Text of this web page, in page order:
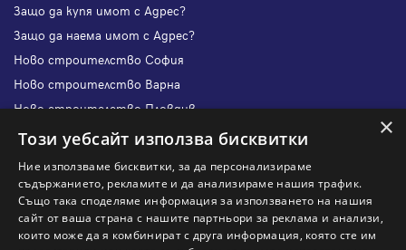
Защо да купя имот с Адрес?
Защо да наема имот с Адрес?
Ново строителство София
Ново строителство Варна
Ново строителство Пловдив
Ново строителство Бургас
Защо да отдам имот с Адрес?
Наши офиси
Кариери
×
Този уебсайт използва бисквитки
Ние използваме бисквитки, за да персонализираме
съдържанието, рекламите и да анализираме нашия трафик.
Също така споделяме информация за използването на нашия
сайт от ваша страна с нашите партньори за реклама и анализи,
които може да я комбинират с друга информация, която сте им